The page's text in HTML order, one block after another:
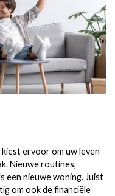
kiest ervoor om uw leven
Nieuwe routines,
een nieuwe woning. Juist
om ook de financiële